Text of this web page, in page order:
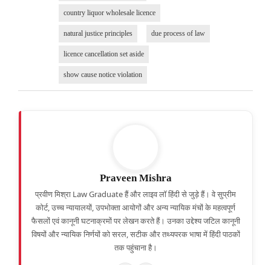
country liquor wholesale licence
natural justice principles due process of law
licence cancellation set aside
show cause notice violation
Praveen Mishra
प्रवीण मिश्रा Law Graduate हैं और लाइव लॉ हिंदी से जुड़े हैं। वे सुप्रीम
कोर्ट, उच्च न्यायालयों, उपभोक्ता आयोगों और अन्य न्यायिक मंचों के महत्वपूर्ण
फैसलों एवं कानूनी घटनाक्रमों पर लेखन करते हैं। उनका उद्देश्य जटिल कानूनी
विषयों और न्यायिक निर्णयों को सरल, सटीक और तथ्यपरक भाषा में हिंदी पाठकों
तक पहुंचाना है।